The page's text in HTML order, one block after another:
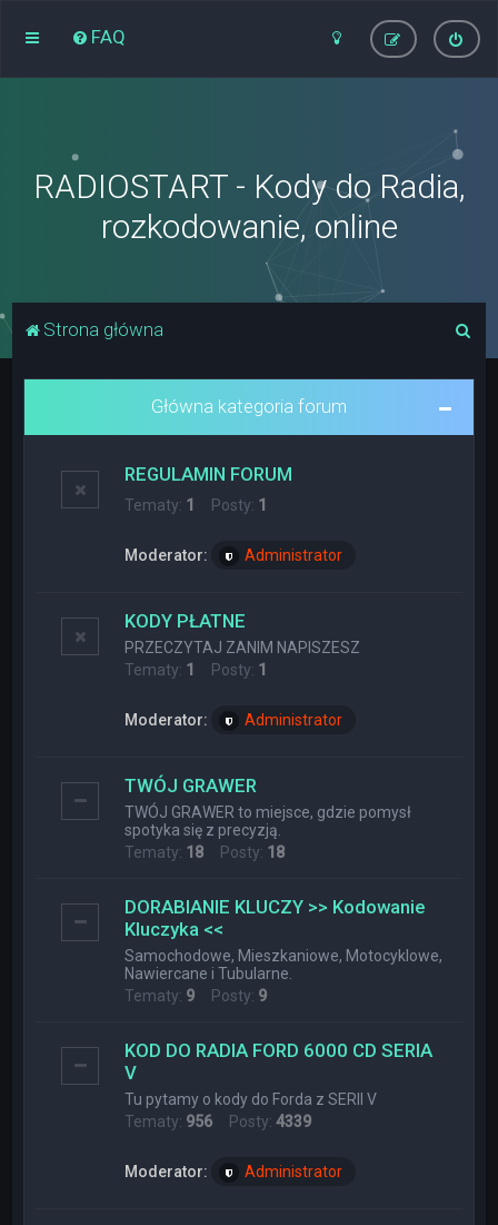
FAQ
RADIOSTART - Kody do Radia,
rozkodowanie, online
Strona główna
Główna kategoria forum
REGULAMIN FORUM
Tematy: 1 Posty: 1
Moderator: Administrator
KODY PŁATNE
PRZECZYTAJ ZANIM NAPISZESZ
Tematy: 1 Posty: 1
Moderator: Administrator
TWÓJ GRAWER
TWÓJ GRAWER to miejsce, gdzie pomysł
spotyka się z precyzją.
Tematy: 18 Posty: 18
DORABIANIE KLUCZY >> Kodowanie
Kluczyka <<
Samochodowe, Mieszkaniowe, Motocyklowe,
Nawiercane i Tubularne.
Tematy: 9 Posty: 9
KOD DO RADIA FORD 6000 CD SERIA
V
Tu pytamy o kody do Forda z SERII V
Tematy: 956 Posty:4339
Moderator: Administrator